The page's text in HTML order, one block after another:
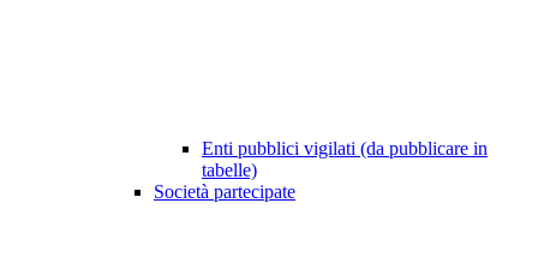
Enti pubblici vigilati (da pubblicare in
tabelle)
Società partecipate